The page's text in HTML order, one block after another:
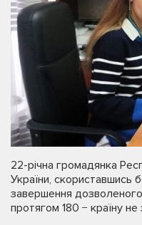
22-річна громадянка
України, скориставшись
завершення
протягом 180 − країну